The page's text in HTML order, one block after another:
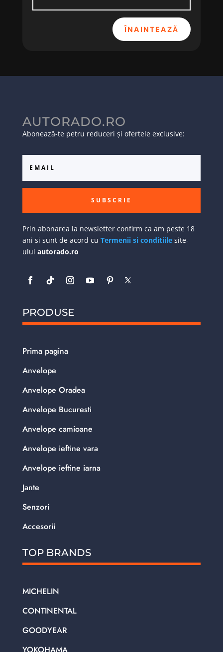
ÎNAINTEAZĂ
AUTORADO.RO
Abonează-te petru reduceri și ofertele exclusive:
SUBSCRIE
Prin abonarea la newsletter confirm ca am peste 18
ani si sunt de acord cu Termenii si conditiilesite-
ului autorado.ro
PRODUSE
Prima pagina
Anvelope
Anvelope Oradea
Anvelope Bucuresti
Anvelope camioane
Anvelope ieftine vara
Anvelope ieftine iarna
Jante
Senzori
Accesorii
TOP BRANDS
MICHELIN
CONTINENTAL
GOODYEAR